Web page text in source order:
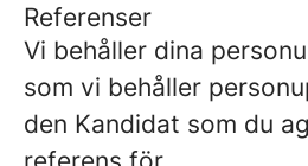
Referenser
Vi behåller dina
som vi behåller
den Kandidat som du